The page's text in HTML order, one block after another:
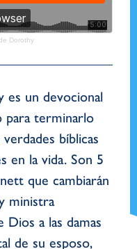
Dorothy
es un devocional
para terminarlo
bíblicas
en la vida. Son 5
que cambiarán
ministra
Dios a las damas
de su esposo,